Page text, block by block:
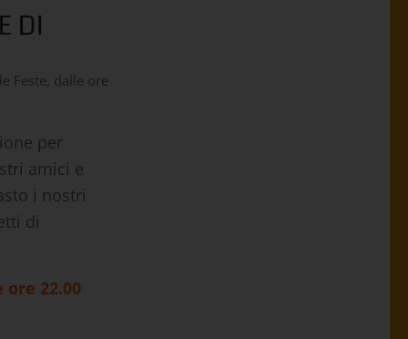
DI
Feste, dalle ore
per
amici e
i nostri
di
ore 22.00